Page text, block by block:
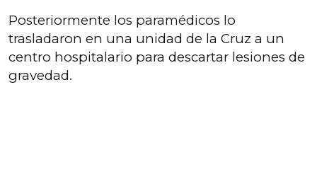
Posteriormente los paramédicos lo
trasladaron en una unidad de la Cruz a un
centro hospitalario para descartar lesiones de
gravedad.